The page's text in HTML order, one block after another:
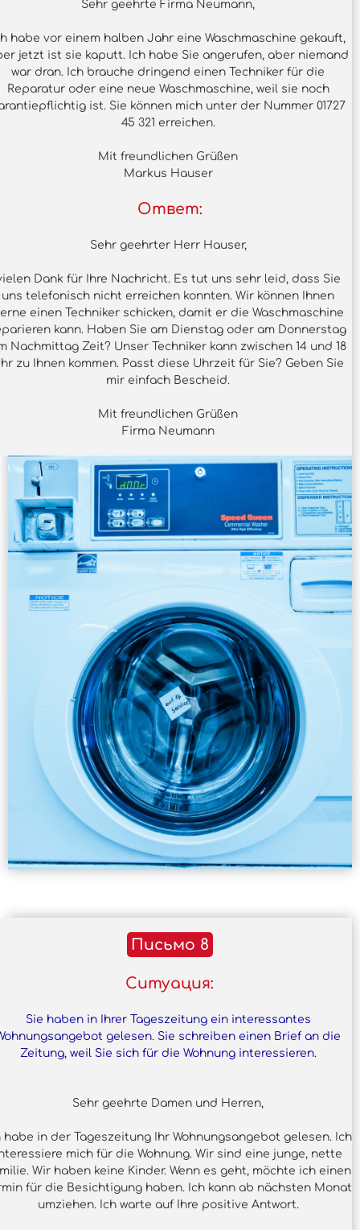
Sehr geehrte Firma Neumann,
habe vor einem halben Jahr eine Waschmaschine gekauft,
jetzt ist sie kaputt. Ich habe Sie angerufen, aber niemand
war dran. Ich brauche dringend einen Techniker für die
Reparatur oder eine neue Waschmaschine, weil sie noch
ist. Sie können mich unter der Nummer 01727
45 321 erreichen.
Mit freundlichen Grüßen
Markus Hauser
Ответ:
Sehr geehrter Herr Hauser,
Dank für Ihre Nachricht. Es tut uns sehr leid, dass Sie
uns telefonisch nicht erreichen konnten. Wir können Ihnen
einen Techniker schicken, damit er die Waschmaschine
kann. Haben Sie am Dienstag oder am Donnerstag
Nachmittag Zeit? Unser Techniker kann zwischen 14 und 18
zu Ihnen kommen. Passt diese Uhrzeit für Sie? Geben Sie
mir einfach Bescheid.
Mit freundlichen Grüßen
Firma Neumann
Письмо 8
Ситуация:
Sie haben in Ihrer Tageszeitung ein interessantes
gelesen. Sie schreiben einen Brief an die
Zeitung, weil Sie sich für die Wohnung interessieren.
Sehr geehrte Damen und Herren,
habe in der Tageszeitung Ihr Wohnungsangebot gelesen. Ich
mich für die Wohnung. Wir sind eine junge, nette
Wir haben keine Kinder. Wenn es geht, möchte ich einen
für die Besichtigung haben. Ich kann ab nächsten Monat
umziehen. Ich warte auf Ihre positive Antwort.